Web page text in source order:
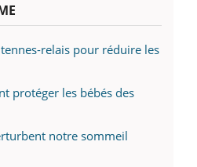
relais pour réduire les
protéger les bébés des
notre sommeil